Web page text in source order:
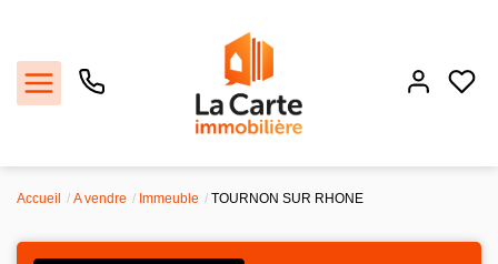
Accueil A vendre Immeuble TOURNON SUR RHONE